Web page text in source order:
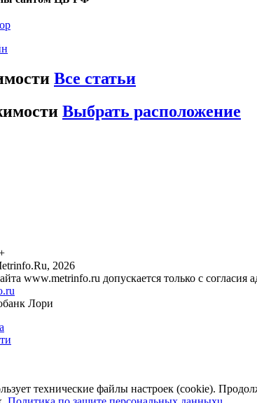
Все статьи
Выбрать расположение
2026
www.metrinfo.ru допускается только с согласия
Лори
технические файлы настроек (cookie).